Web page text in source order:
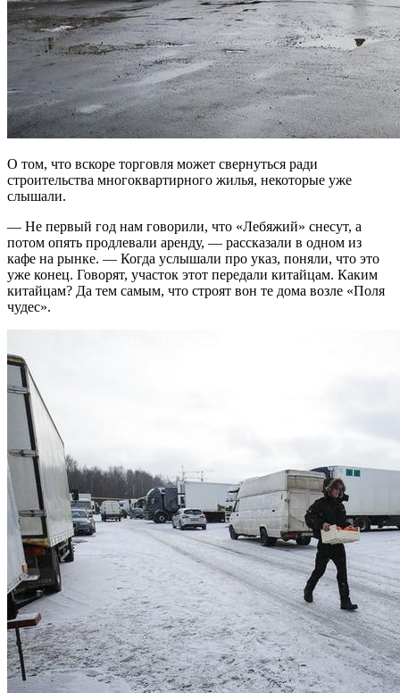
О том, что вскоре торговля может свернуться ради
строительства многоквартирного жилья, некоторые уже
слышали.
— Не первый год нам говорили, что «Лебяжий» снесут, а
потом опять продлевали аренду, — рассказали в одном из
кафе на рынке. — Когда услышали про указ, поняли, что это
уже конец. Говорят, участок этот передали китайцам. Каким
китайцам? Да тем самым, что строят вон те дома возле «Поля
чудес».